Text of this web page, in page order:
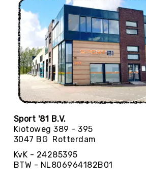
Thema's
Visuele
beperking
KINDEROPVANG
Binnen
spelen
Rollen
&
Rijden
Pool-
Sport '81 B.V.
Kiotoweg 389 - 395
3047 BG Rotterdam
KvK - 24285395
BTW - NL806964182B01